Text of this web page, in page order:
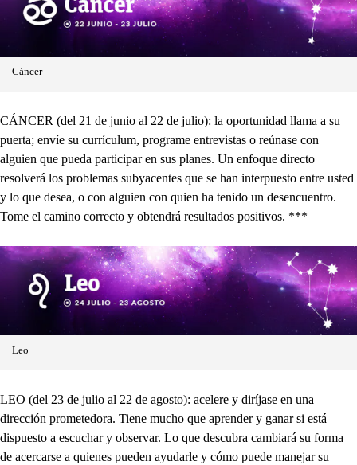
Cáncer
CÁNCER (del 21 de junio al 22 de julio): la oportunidad llama a su
puerta; envíe su currículum, programe entrevistas o reúnase con
alguien que pueda participar en sus planes. Un enfoque directo
resolverá los problemas subyacentes que se han interpuesto entre usted
y lo que desea, o con alguien con quien ha tenido un desencuentro.
Tome el camino correcto y obtendrá resultados positivos. ***
Leo
LEO (del 23 de julio al 22 de agosto): acelere y diríjase en una
dirección prometedora. Tiene mucho que aprender y ganar si está
dispuesto a escuchar y observar. Lo que descubra cambiará su forma
de acercarse a quienes pueden ayudarle y cómo puede manejar su